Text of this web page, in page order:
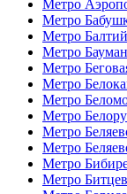
Метро
Метро
Метро
Метро
Метро
Метро
Метро
Метро
Метро
Метро
Метро
Метро